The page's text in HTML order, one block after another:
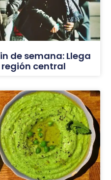
de semana: Llega
central